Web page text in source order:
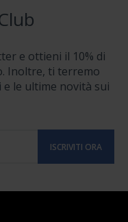
e ottieni il 10% di
Inoltre, ti terremo
le ultime novità sui